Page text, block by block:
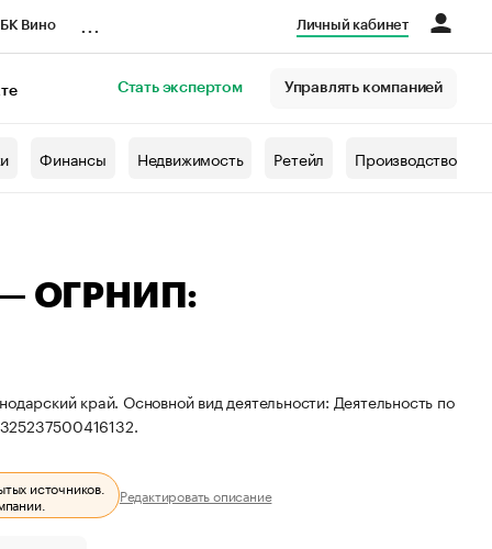
Вино Личный кабинет
Стать экспертом Управлять компанией
Финансы Недвижимость Ретейл Производство
— ОГРНИП:
край. Основной вид деятельности: Деятельность по
источников.
Редактировать описание